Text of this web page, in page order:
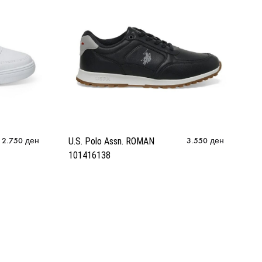
2.750 ден
U.S. Polo Assn. ROMAN
101416138
3.550 ден